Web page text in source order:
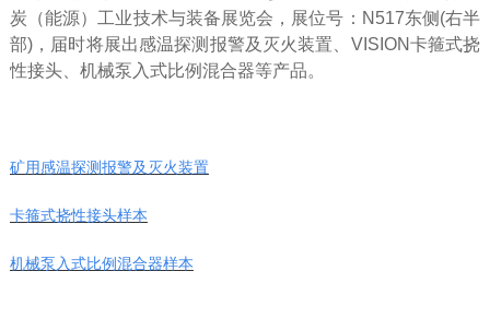
炭（能源）工业技术与装备展览会，展位号：N517东侧(右半
部)，届时将展出感温探测报警及灭火装置、VISION卡箍式挠
性接头、机械泵入式比例混合器等产品。
矿用感温探测报警及灭火装置
卡箍式挠性接头样本
机械泵入式比例混合器样本